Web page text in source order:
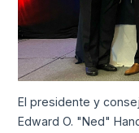
El presidente y
Edward O. "Ned"